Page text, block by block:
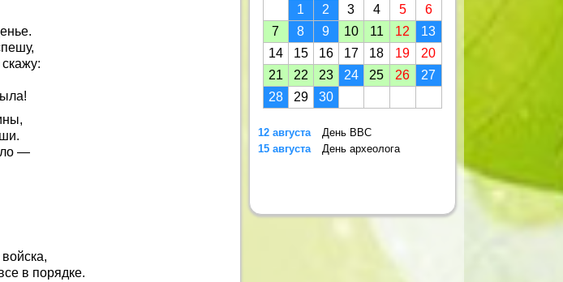
—
в порядке.
1
2 3 4 5
6
7
8 9 10 11 12
13
14
15 16 17 18 19
20
21
22 23 24 25 26
27
28
29 30
12 августа
День ВВС
15 августа
День археолога